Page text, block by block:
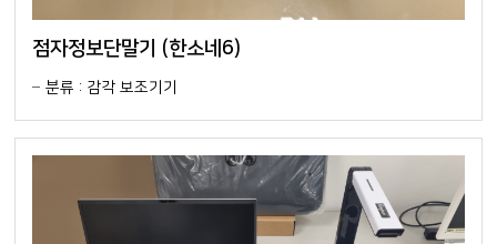
점자정보단말기 (한소네6)
분류 : 감각 보조기기